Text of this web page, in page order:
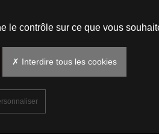
le contrôle sur ce que vous
✗ Interdire tous les cookies